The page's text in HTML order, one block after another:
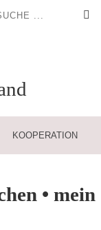
KOOPERATION
• mein